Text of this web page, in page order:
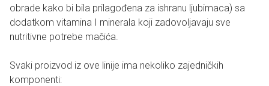
obrade kako bi bila prilagođena za ishranu ljubimaca) sa
dodatkom vitamina I minerala koji zadovoljavaju sve
nutritivne potrebe mačića.
Svaki proizvod iz ove linije ima nekoliko zajedničkih
komponenti: